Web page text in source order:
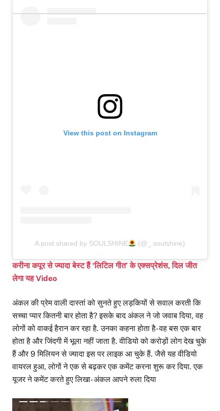
View this post on Instagram
A post shared by SOULSHINE (@_.soulshine)
करीना कपूर से ज्यादा बेस्ट हैं ‘लिटिल गीत’ के एक्सप्रेशंस, दिल जीत
लेगा यह Video
अंकल की प्रेम वाली दास्तां को सुनते हुए लड़कियों से सवाल करती कि
सच्चा प्यार कितनी बार होता है? इसके बाद अंकल ने जो जवाब दिया, वह
लोगों को वाकई हैरान कर रहा है. उनका कहना होता है- वह बस एक बार
होता है और जिंदगी में भूला नहीं जाता है. वीडियो को करोड़ों लोग देख चुके
हैं और 9 मिलियन से ज्यादा इस पर लाइक आ चुके हैं. जैसे यह वीडियो
वायरल हुआ, लोगों ने एक से बढ़कर एक कमेंट करना शुरू कर दिया. एक
यूजर ने कमेंट करते हुए लिखा- अंकल आपने रुला दिया